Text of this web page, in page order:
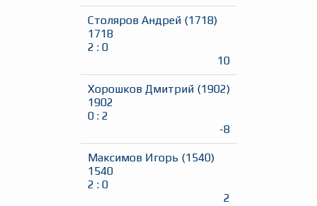
Столяров Андрей (1718)
1718
2 : 0
10
Хорошков Дмитрий (1902)
1902
0: 2
-8
Максимов Игорь (1540)
1540
2 : 0
2